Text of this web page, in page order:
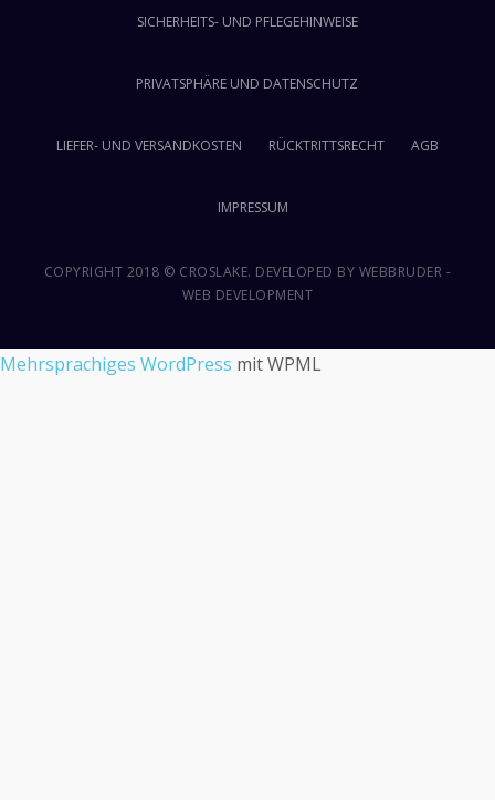
SICHERHEITS- UND PFLEGEHINWEISE
PRIVATSPHÄRE UND DATENSCHUTZ
LIEFER- UND VERSANDKOSTEN RÜCKTRITTSRECHT AGB
IMPRESSUM
COPYRIGHT 2018 © CROSLAKE. DEVELOPED BY WEBBRUDER -
WEB DEVELOPMENT
Mehrsprachiges WordPress mit WPML